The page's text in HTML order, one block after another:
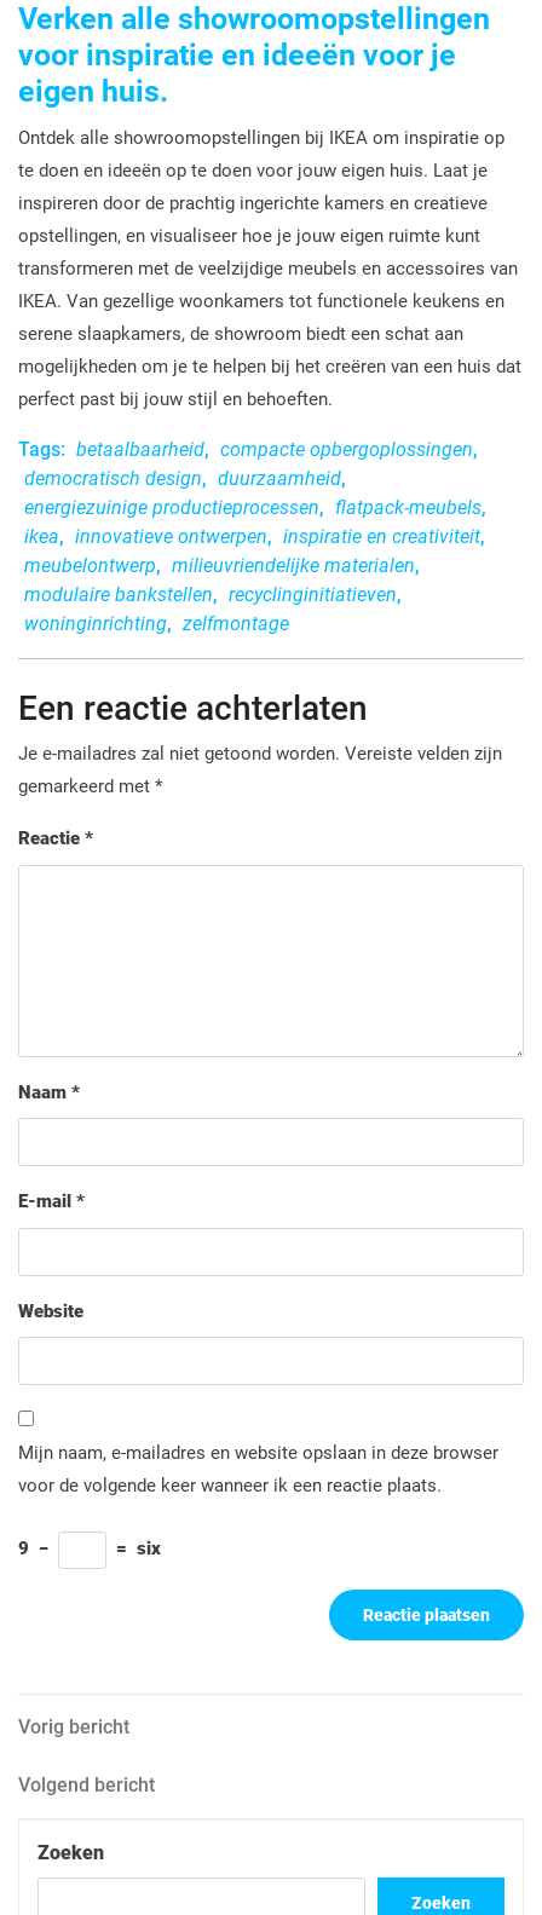
Verken alle showroomopstellingen
voor inspiratie en ideeën voor je
eigen huis.
Ontdek alle showroomopstellingen bij IKEA om inspiratie op
te doen en ideeën op te doen voor jouw eigen huis. Laat je
inspireren door de prachtig ingerichte kamers en creatieve
opstellingen, en visualiseer hoe je jouw eigen ruimte kunt
transformeren met de veelzijdige meubels en accessoires van
IKEA. Van gezellige woonkamers tot functionele keukens en
serene slaapkamers, de showroom biedt een schat aan
mogelijkheden om je te helpen bij het creëren van een huis dat
perfect past bij jouw stijl en behoeften.
Tags: betaalbaarheid, compacte opbergoplossingen,
democratisch design, duurzaamheid,
energiezuinige productieprocessen, flatpack-meubels,
ikea, innovatieve ontwerpen, inspiratie en creativiteit,
meubelontwerp, milieuvriendelijke materialen,
modulaire bankstellen, recyclinginitiatieven,
woninginrichting, zelfmontage
Een reactie achterlaten
Je e-mailadres zal niet getoond worden. Vereiste velden zijn
gemarkeerd met *
Reactie *
Naam *
E-mail *
Website
Mijn naam, e-mailadres en website opslaan in deze browser
voor de volgende keer wanneer ik een reactie plaats.
9 − = six
Berichtnavigatie
Vorig
Vorig bericht
Volgend
Volgend bericht
Zoeken
Zoeken